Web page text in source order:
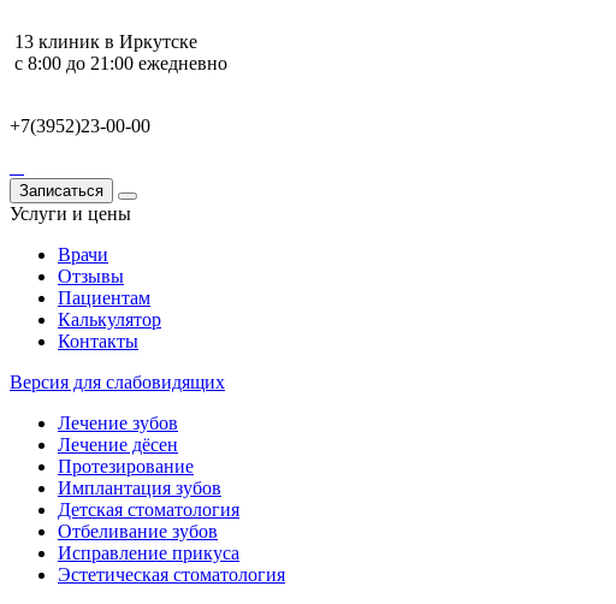
13 клиник в Иркутске
с 8:00 до 21:00 ежедневно
+7(3952)23-00-00
Записаться
Услуги и цены
Врачи
Отзывы
Пациентам
Калькулятор
Контакты
Версия для слабовидящих
Лечение зубов
Лечение дёсен
Протезирование
Имплантация зубов
Детская стоматология
Отбеливание зубов
Исправление прикуса
Эстетическая стоматология